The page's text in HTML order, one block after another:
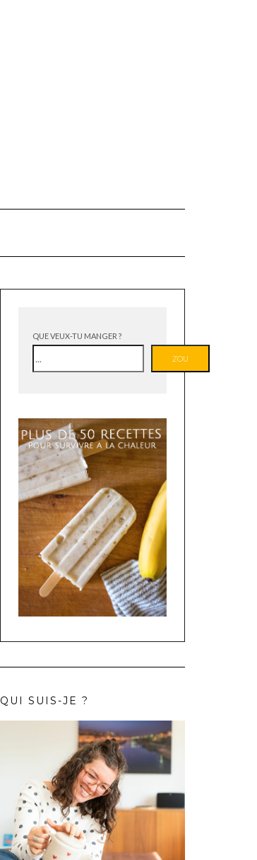
QUE VEUX-TU MANGER ?
ZOU
QUI SUIS-JE ?